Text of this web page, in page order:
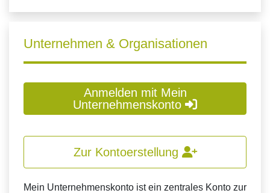
Unternehmen & Organisationen
Anmelden mit Mein
Unternehmenskonto
Zur Kontoerstellung
Mein Unternehmenskonto ist ein zentrales Konto zur